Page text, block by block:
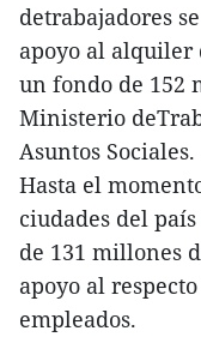
detrabajadores
apoyo al alquiler
un fondo de 152
Ministerio
Asuntos Sociales.
Hasta el
ciudades del
de 131 millones
apoyo al
empleados.